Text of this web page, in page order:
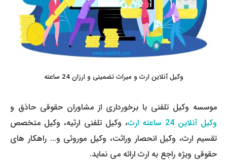
وکیل آنلاین ارث و میراث تضمینی و ارزان 24 ساعته
موسسه وکیل تلفنی با برخورداری از مشاوران حقوقی حاذق و
وکیل آنلاین 24 ساعته ارث
، وکیل تلفنی ارثیه، وکیل متخصص
تقسیم ارث، وکیل انحصار وراثت، وکیل موروثی و... راهکار های
حقوقی ویژه راجع به ارث ارائه می ­نماید.